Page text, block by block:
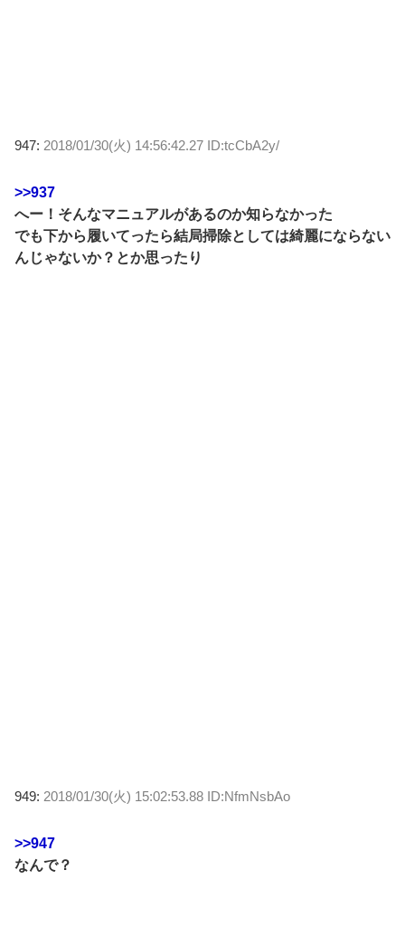
947: 2018/01/30(火) 14:56:42.27 ID:tcCbA2y/
>>937
へー！そんなマニュアルがあるのか知らなかった
でも下から履いてったら結局掃除としては綺麗にならない
んじゃないか？とか思ったり
949: 2018/01/30(火) 15:02:53.88 ID:NfmNsbAo
>>947
なんで？